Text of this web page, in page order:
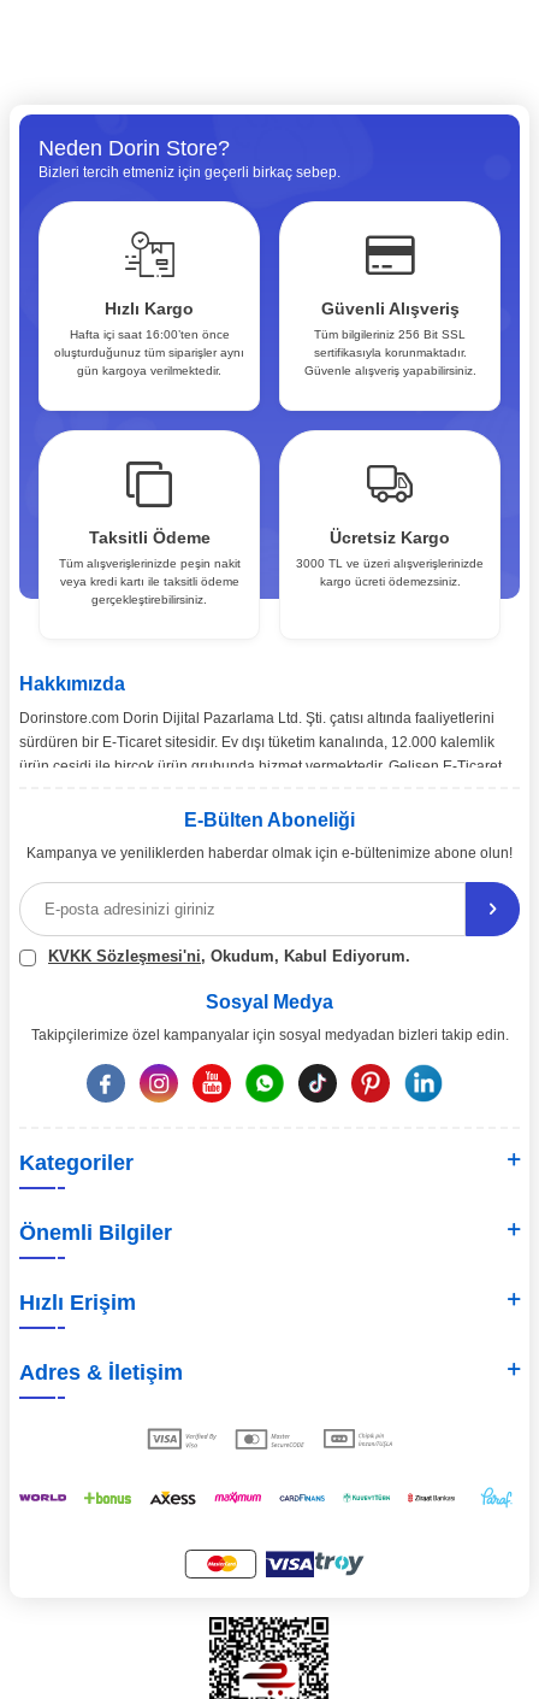
Neden Dorin Store?
Bizleri tercih etmeniz için geçerli birkaç sebep.
Hızlı Kargo
Hafta içi saat 16:00’ten önce
oluşturduğunuz tüm siparişler aynı
gün kargoya verilmektedir.
Güvenli Alışveriş
Tüm bilgileriniz 256 Bit SSL
sertifikasıyla korunmaktadır.
Güvenle alışveriş yapabilirsiniz.
Taksitli Ödeme
Tüm alışverişlerinizde peşin nakit
veya kredi kartı ile taksitli ödeme
gerçekleştirebilirsiniz.
Ücretsiz Kargo
3000 TL ve üzeri alışverişlerinizde
kargo ücreti ödemezsiniz.
Hakkımızda
Dorinstore.com Dorin Dijital Pazarlama Ltd. Şti. çatısı altında faaliyetlerini
sürdüren bir E-Ticaret sitesidir. Ev dışı tüketim kanalında, 12.000 kalemlik
ürün çeşidi ile birçok ürün grubunda hizmet vermektedir. Gelişen E-Ticaret
toptan ve perakende satışımız gerçekleşmektedir.
Ürün çeşitliliğinin ve çözüm önerilerinin yanı sıra, ekonomik katma değer
sağlamayı misyon edinen dorinstore.com E-Ticaret sitemiz üzerinden,
uzman arkadaşlarımız eşliğinde 7/24 bizlere ulaşabilirsiniz.
E-Bülten Aboneliği
Kampanya ve yeniliklerden haberdar olmak için e-bültenimize abone olun!
KVKK Sözleşmesi'ni, Okudum, Kabul Ediyorum.
Sosyal Medya
Takipçilerimize özel kampanyalar için sosyal medyadan bizleri takip edin.
Kategoriler
Önemli Bilgiler
Hızlı Erişim
Adres & İletişim